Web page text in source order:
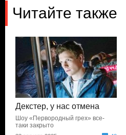
Читайте также
Декстер, у нас отмена
Шоу «Первородный грех» все-
таки закрыто